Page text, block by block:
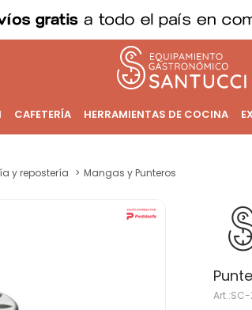
CAFETERÍA HERRAMIENTAS DE COCINA
y repostería Mangas y Punteros